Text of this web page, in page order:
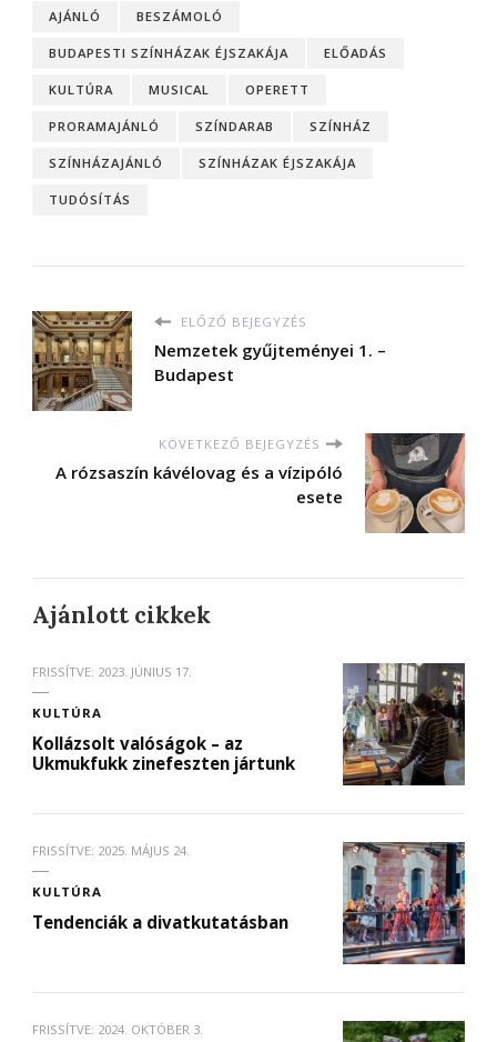
AJÁNLÓ BESZÁMOLÓ
BUDAPESTI SZÍNHÁZAK ÉJSZAKÁJA ELŐADÁS
KULTÚRA MUSICAL OPERETT
PRORAMAJÁNLÓ SZÍNDARAB SZÍNHÁZ
SZÍNHÁZAJÁNLÓ SZÍNHÁZAK ÉJSZAKÁJA
TUDÓSÍTÁS
ELŐZŐ BEJEGYZÉS
Nemzetek gyűjteményei 1. –
Budapest
KÖVETKEZŐ BEJEGYZÉS
A rózsaszín kávélovag és a vízipóló
esete
Ajánlott cikkek
FRISSÍTVE: 2023. JÚNIUS 17.
KULTÚRA
Kollázsolt valóságok – az
Ukmukfukk zinefeszten jártunk
FRISSÍTVE: 2025. MÁJUS 24.
KULTÚRA
Tendenciák a divatkutatásban
FRISSÍTVE: 2024. OKTÓBER 3.